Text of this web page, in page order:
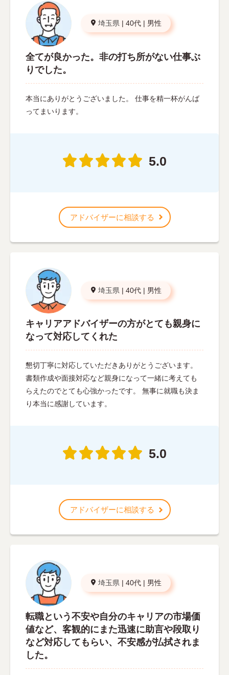
埼玉県 | 40代 | 男性
全てが良かった。非の打ち所がない仕事ぶ
りでした。
本当にありがとうございました。 仕事を精一杯がんば
ってまいります。
5.0
アドバイザーに相談する
埼玉県 | 40代 | 男性
キャリアアドバイザーの方がとても親身に
なって対応してくれた
懇切丁寧に対応していただきありがとうございます。
書類作成や面接対応など親身になって一緒に考えても
らえたのでとても心強かったです。 無事に就職も決ま
り本当に感謝しています。
5.0
アドバイザーに相談する
埼玉県 | 40代 | 男性
転職という不安や自分のキャリアの市場価
値など、客観的にまた迅速に助言や段取り
など対応してもらい、不安感が払拭されま
した。